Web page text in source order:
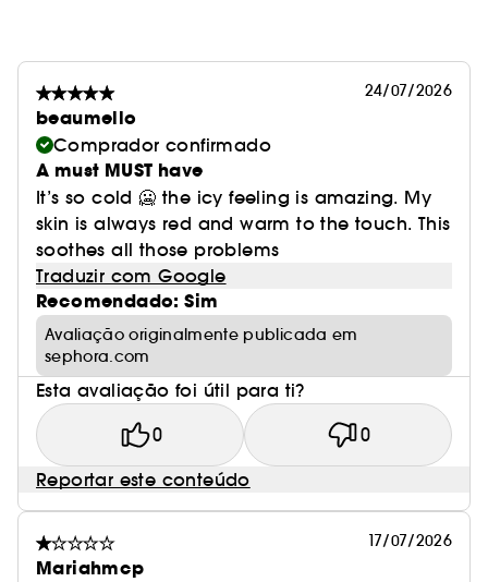
24/07/2026
beaumello
Comprador confirmado
A must MUST have
It’s so cold 🥶 the icy feeling is amazing. My
skin is always red and warm to the touch. This
soothes all those problems
Traduzir com Google
Recomendado: Sim
Avaliação originalmente publicada em
sephora.com
Esta avaliação foi útil para ti?
0 0
Reportar este conteúdo
17/07/2026
Mariahmcp